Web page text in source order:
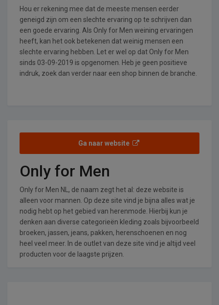
Hou er rekening mee dat de meeste mensen eerder
geneigd zijn om een slechte ervaring op te schrijven dan
een goede ervaring. Als Only for Men weining ervaringen
heeft, kan het ook betekenen dat weinig mensen een
slechte ervaring hebben. Let er wel op dat Only for Men
sinds 03-09-2019 is opgenomen. Heb je geen positieve
indruk, zoek dan verder naar een shop binnen de branche.
Ga naar website
Only for Men
Only for Men NL, de naam zegt het al: deze website is
alleen voor mannen. Op deze site vind je bijna alles wat je
nodig hebt op het gebied van herenmode. Hierbij kun je
denken aan diverse categorieën kleding zoals bijvoorbeeld
broeken, jassen, jeans, pakken, herenschoenen en nog
heel veel meer. In de outlet van deze site vind je altijd veel
producten voor de laagste prijzen.